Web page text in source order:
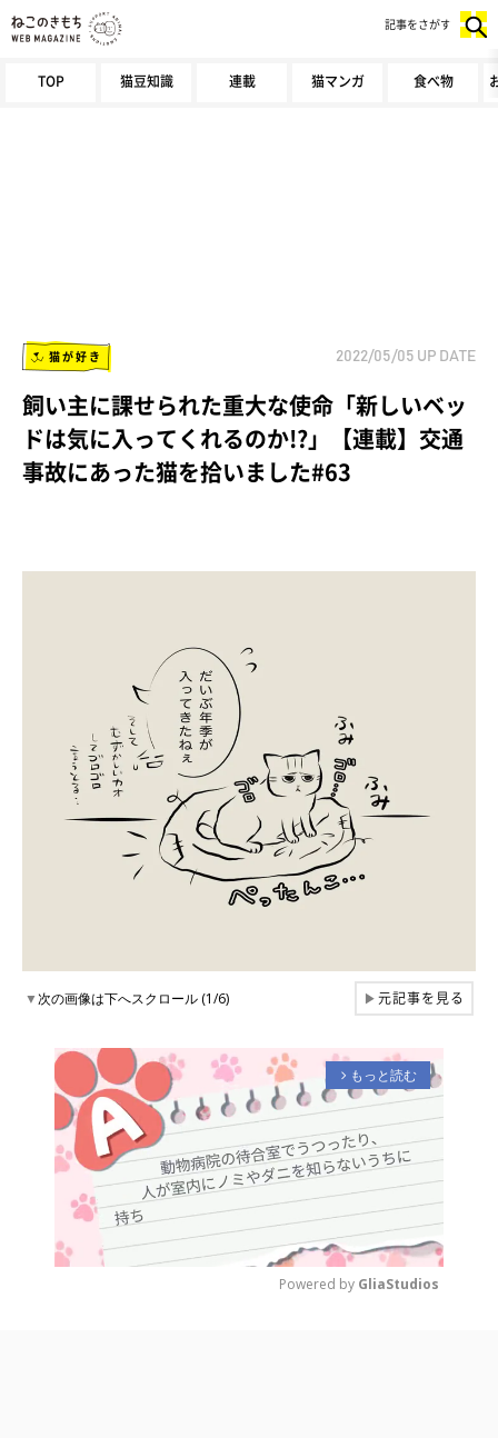
TOP 猫豆知識 連載 猫マンガ 食べ物
記事をさがす
猫が好き 2022/05/05 UP DATE
飼い主に課せられた重大な使命「新しいベッ
ドは気に入ってくれるのか!?」【連載】交通
事故にあった猫を拾いました#63
▼次の画像は下へスクロール (1/6) ▶元記事を見る
arrow_forward_ios もっと読む
Powered by GliaStudios